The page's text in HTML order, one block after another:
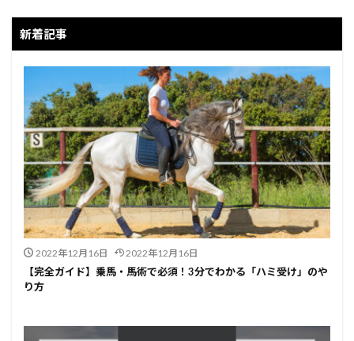
新着記事
2022年12月16日 2022年12月16日
【完全ガイド】乗馬・馬術で必須！3分でわかる「ハミ受け」のや
り方